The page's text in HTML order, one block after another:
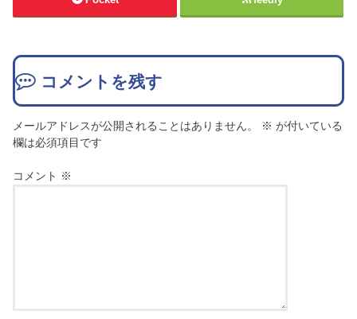
コメントを残す
メールアドレスが公開されることはありません。 ※ が付いている
欄は必須項目です
コメント ※